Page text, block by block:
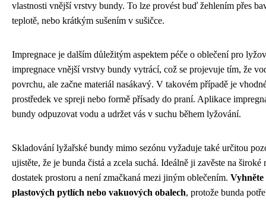
vlastnosti vnější vrstvy bundy. To lze provést buď žehlením přes
teplotě, nebo krátkým sušením v sušičce.
Impregnace je dalším důležitým aspektem péče o oblečení pro
impregnace vnější vrstvy bundy vytrácí, což se projevuje tím, že
povrchu, ale začne materiál nasákavý. V takovém případě je
prostředek ve spreji nebo formě přísady do praní. Aplikace
bundy odpuzovat vodu a udržet vás v suchu během lyžování.
Skladování lyžařské bundy mimo sezónu vyžaduje také určitou
ujistěte, že je bunda čistá a zcela suchá. Ideálně ji zavěste na
dostatek prostoru a není zmačkaná mezi jiným oblečením. Vyhněte
plastových pytlích nebo vakuových obalech, protože bunda